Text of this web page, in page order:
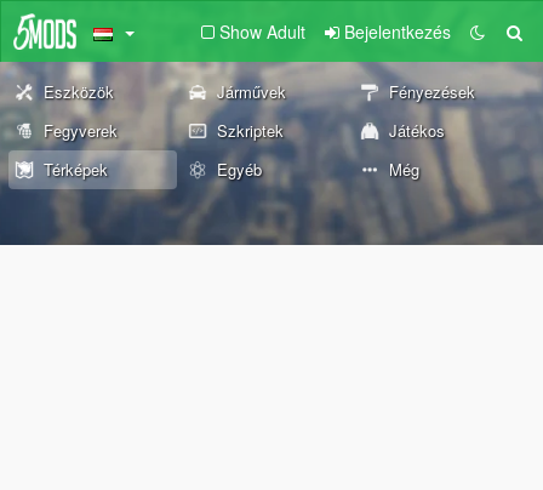
Show Adult Bejelentkezés
Eszközök Járművek
Fényezések
Fegyverek
Szkriptek
Játékos
Térképek
Egyéb Még